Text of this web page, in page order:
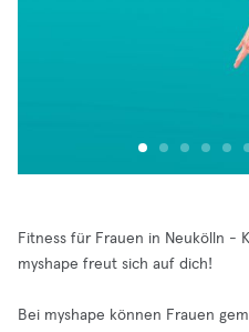
Fitness für Frauen in Neukölln -
myshape freut sich auf dich!
Bei myshape können Frauen